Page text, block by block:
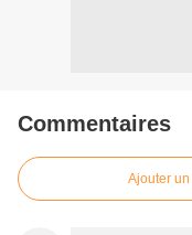
Commentaires
Ajouter